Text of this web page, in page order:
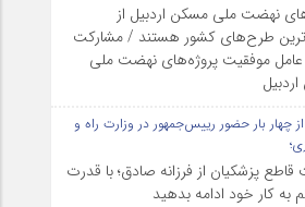
نهضت ملی مسکن اردبیل از
طرح‌های کشور هستند / مشارکت
عامل موفقیت پروژه‌های نهضت ملی
از چهار بار حضور رییس‌جمهور در وزارت راه و
پزشکیان از فرزانه صادق؛ با قدرت
به کار خود ادامه بدهید